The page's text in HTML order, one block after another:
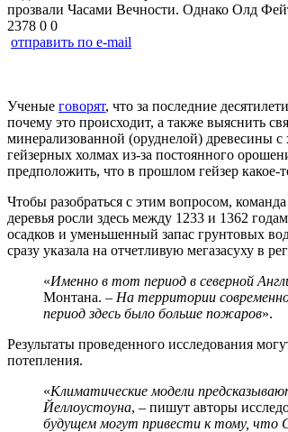
прозвали Часами Вечности. Однако Олд
2378 0 0
отправить по e-mail
Ученые говорят, что за последние
почему это происходит, а также выяснить
минерализованной (оруднелой) древесины
гейзерных холмах из-за постоянного
предположить, что в прошлом гейзер какое-
Чтобы разобраться с этим вопросом,
деревья росли здесь между 1233 и 1362
осадков и уменьшенный запас грунтовых
сразу указала на отчетливую мегазасуху в
«Именно в тот период в северной
Монтана. – На территории
период здесь было больше пожаров».
Результаты проведенного исследования
потепления.
«Климатические модели
Йеллоустоуна, – пишут авторы
будущем могут привести к тому,